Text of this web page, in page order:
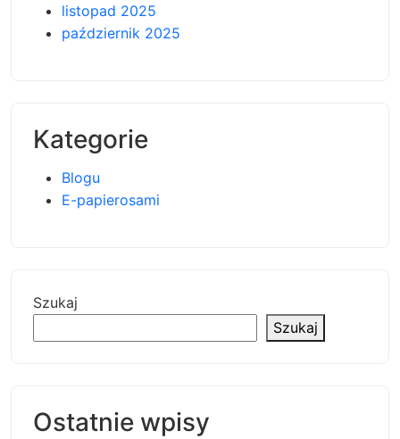
listopad 2025
październik 2025
Kategorie
Blogu
E-papierosami
Szukaj
Szukaj
Ostatnie wpisy